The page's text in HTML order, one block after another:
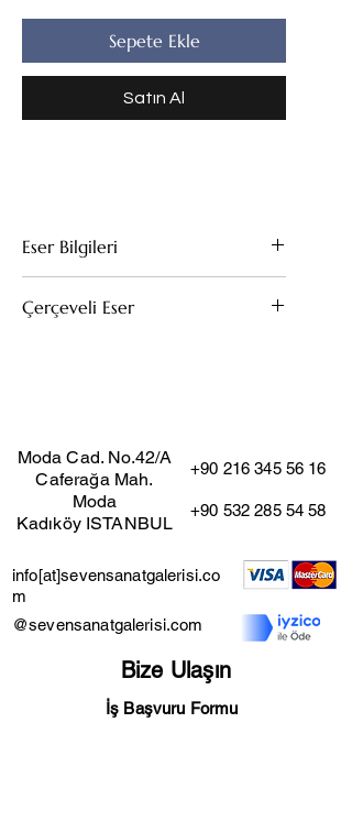
Sepete Ekle
Satın Al
Eser Bilgileri
56x46
Çerçeveli Eser
Moda Cad. No.42/A
Caferağa Mah.
Moda
Kadıköy ISTANBUL
+90 216 345 56 16
+90 532 285 54 58
info[at]sevensanatgalerisi.co
m
@sevensanatgalerisi.com
Bize Ulaşın
İş Başvuru Formu